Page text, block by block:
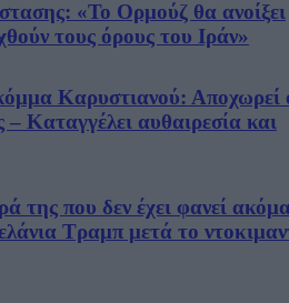
«Το Ορμούζ θα ανοίξει
τους όρους του Ιράν»
Καρυστιανού: Αποχωρεί
Καταγγέλει αυθαιρεσία και
της που δεν έχει φανεί
Τραμπ μετά το